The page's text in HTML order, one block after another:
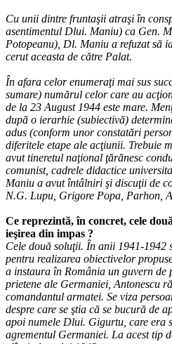
Cu unii dintre fruntaşii atraşi în
asentimentul Dlui. Maniu) ca Gen.
Potopeanu), Dl. Maniu a refuzat să
cerut aceasta de către Palat.
În afara celor enumeraţi mai sus
sumare) numărul celor care au
de la 23 August 1944 este mare.
după o ierarhie (subiectivă)
adus (conform unor constatări
diferitele etape ale acţiunii. Trebuie
avut tineretul naţional ţărănesc
comunist, cadrele didactice
Maniu a avut întâlniri şi discuţii de
N.G. Lupu, Grigore Popa, Parhon,
Ce reprezintă, în concret, cele
ieşirea din impas ?
Cele două soluţii. În anii 1941-1942
pentru realizarea obiectivelor
a instaura în România un guvern de
prietene ale Germaniei, Antonescu
comandantul armatei. Se viza
despre care se ştia că se bucură de
apoi numele Dlui. Gigurtu, care era
agrementul Germaniei. La acest tip